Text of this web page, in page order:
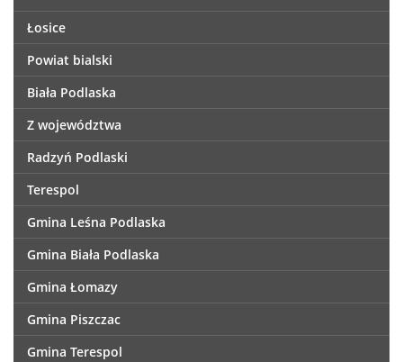
Łosice
Powiat bialski
Biała Podlaska
Z województwa
Radzyń Podlaski
Terespol
Gmina Leśna Podlaska
Gmina Biała Podlaska
Gmina Łomazy
Gmina Piszczac
Gmina Terespol